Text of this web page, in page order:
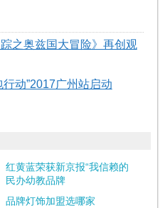
之奥兹国大冒险》再创观
行动”2017广州站启动
红黄蓝荣获新京报“我信赖的
民办幼教品牌
品牌灯饰加盟选哪家